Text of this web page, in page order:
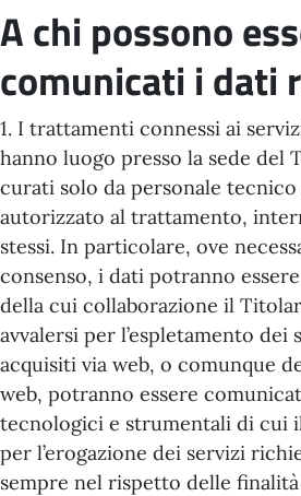
A chi possono
comunicati i dati
1. I trattamenti connessi ai
hanno luogo presso la sede del
curati solo da personale tecnico
autorizzato al trattamento,
stessi. In particolare, ove
consenso, i dati potranno
della cui collaborazione il
avvalersi per l’espletamento
acquisiti via web, o comunque
web, potranno essere
tecnologici e strumentali di cui
per l’erogazione dei servizi
sempre nel rispetto delle finalità